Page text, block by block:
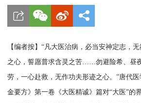
【编者按】“凡大医治病，必当安神定志，
之心，誓愿普求含灵之苦……勿避险希、昼
劳，一心赴救，无作功夫形迹之心。”唐代
金要方》第一卷《大医精诚》篇对“大医”的